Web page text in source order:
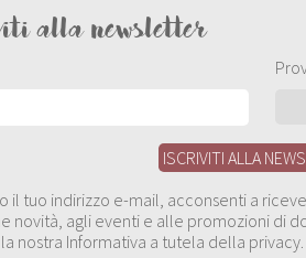
alla newsletter
il tuo indirizzo e-mail, acconsenti a
novità, agli eventi e alle promozioni di
nostra Informativa a tutela della privacy.